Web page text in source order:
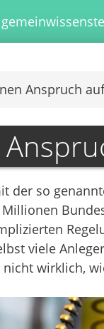
Anspruch
der so
viele
wirklich,